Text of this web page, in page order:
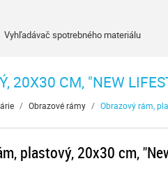
Vyhľadávač spotrebného materiálu
20X30 CM, "NEW
/ Obrazové rámy / Obrazový rám,
plastový, 20x30 cm,